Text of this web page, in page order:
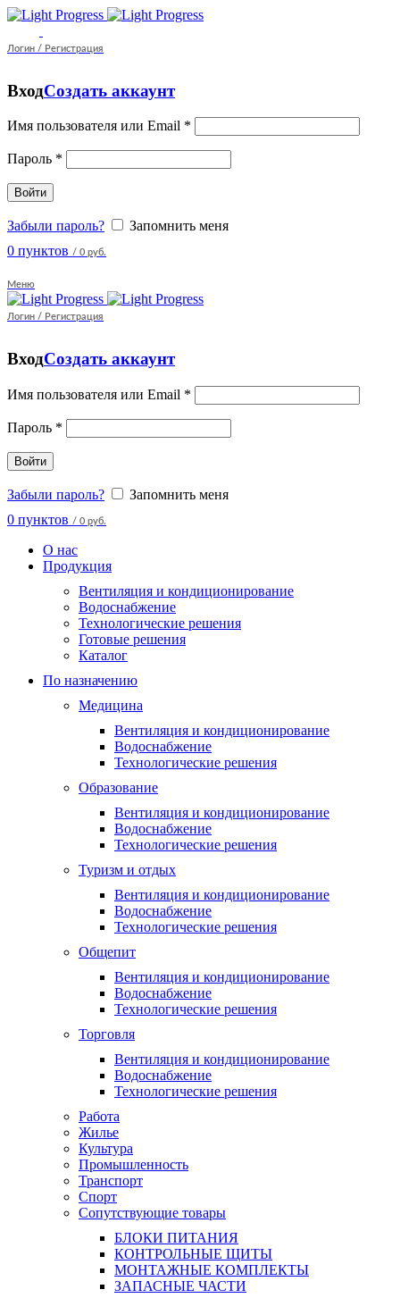
Логин / Регистрация
ВходСоздать аккаунт
Имя пользователя или Email *
Пароль *
Войти
Забыли пароль?
Запомнить меня
0 пунктов / 0 руб.
Меню
Логин / Регистрация
ВходСоздать аккаунт
Имя пользователя или Email *
Пароль *
Войти
Забыли пароль?
Запомнить меня
0 пунктов / 0 руб.
О нас
Продукция
Вентиляция и кондиционирование
Водоснабжение
Технологические решения
Готовые решения
Каталог
По назначению
Медицина
Вентиляция и кондиционирование
Водоснабжение
Технологические решения
Образование
Вентиляция и кондиционирование
Водоснабжение
Технологические решения
Туризм и отдых
Вентиляция и кондиционирование
Водоснабжение
Технологические решения
Общепит
Вентиляция и кондиционирование
Водоснабжение
Технологические решения
Торговля
Вентиляция и кондиционирование
Водоснабжение
Технологические решения
Работа
Жилье
Культура
Промышленность
Транспорт
Спорт
Сопутствующие товары
БЛОКИ ПИТАНИЯ
КОНТРОЛЬНЫЕ ЩИТЫ
МОНТАЖНЫЕ КОМПЛЕКТЫ
ЗАПАСНЫЕ ЧАСТИ